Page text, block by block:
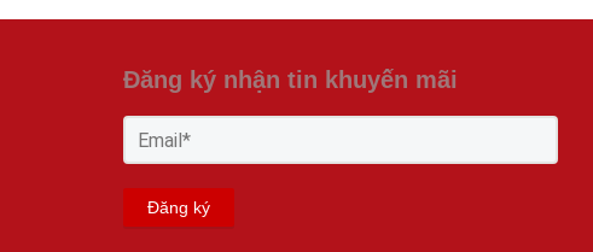
Đăng ký nhận tin khuyến mãi
Đăng ký